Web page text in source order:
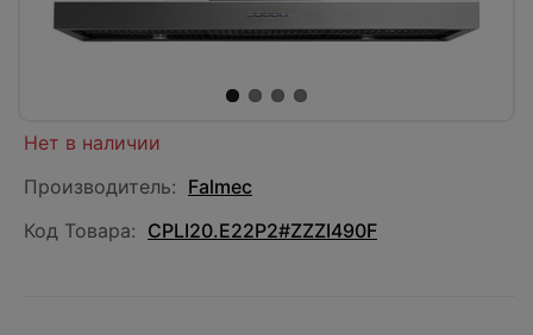
Нет в наличии
Производитель: Falmec
Код Товара: CPLI20.E22P2#ZZZI490F